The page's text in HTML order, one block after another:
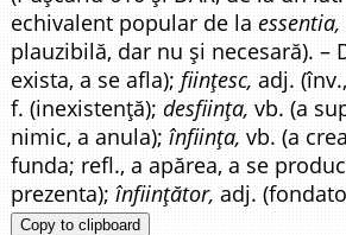
echivalent popular de laessentia,
plauzibilă, dar nu și necesară). –
exista, a se afla); ființesc, adj.
f. (inexistență);desființa, vb. (a
nimic, a anula);înființa, vb. (a
funda; refl., a apărea, a se
prezenta);înființător, adj.
Copy to clipboard